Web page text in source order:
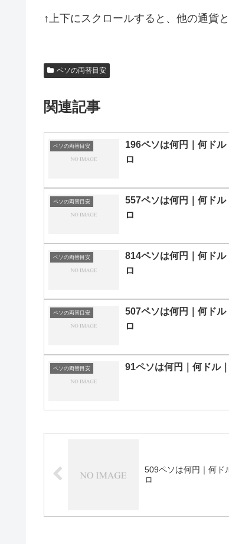
↑上下にスクロールすると、他の通貨
ペソの両替目安
関連記事
ペソの両替目安
196ペソは何円｜何ドル
ロ
ペソの両替目安
557ペソは何円｜何ドル
ロ
ペソの両替目安
814ペソは何円｜何ドル
ロ
ペソの両替目安
507ペソは何円｜何ドル
ロ
ペソの両替目安 91ペソは何円｜何ドル
509ペソは何円｜何ド
ロ